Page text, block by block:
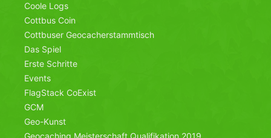
Coole Logs
Cottbus Coin
Cottbuser Geocacherstammtisch
Das Spiel
Erste Schritte
Events
FlagStack CoExist
GCM
Geo-Kunst